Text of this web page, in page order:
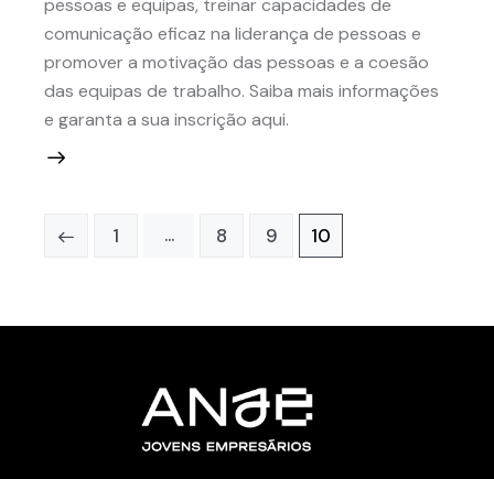
comunicação eficaz na liderança de pessoas e
promover a motivação das pessoas e a coesão
das equipas de trabalho. Saiba mais informações
e garanta a sua inscrição aqui.
Paginação
Page
1 … Page
8 Page
9 Page
10